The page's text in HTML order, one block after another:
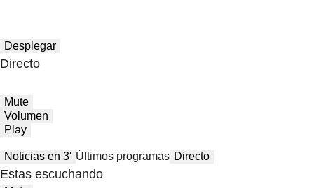
Desplegar
Directo
Mute
Volumen
Play
Noticias en 3′ Últimos programas Directo
Estas escuchando